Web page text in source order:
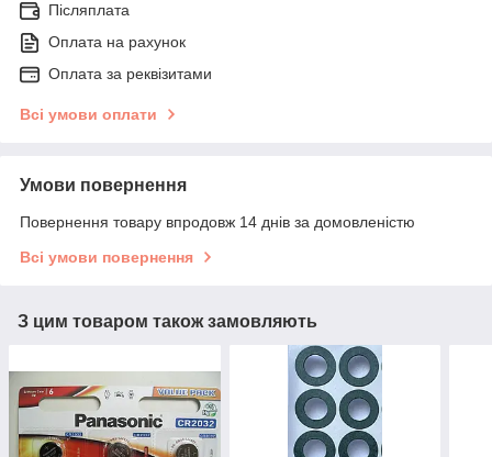
Післяплата
Оплата на рахунок
Оплата за реквізитами
Всі умови оплати
Умови повернення
Повернення товару впродовж 14 днів за домовленістю
Всі умови повернення
З цим товаром також замовляють